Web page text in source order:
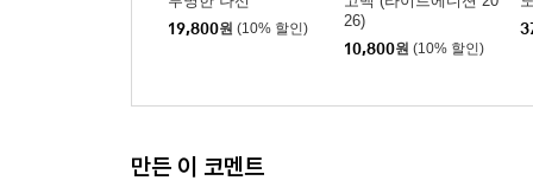
19,800원 (10% 할인)
26)
10,800원 (10% 할인)
만든 이 코멘트